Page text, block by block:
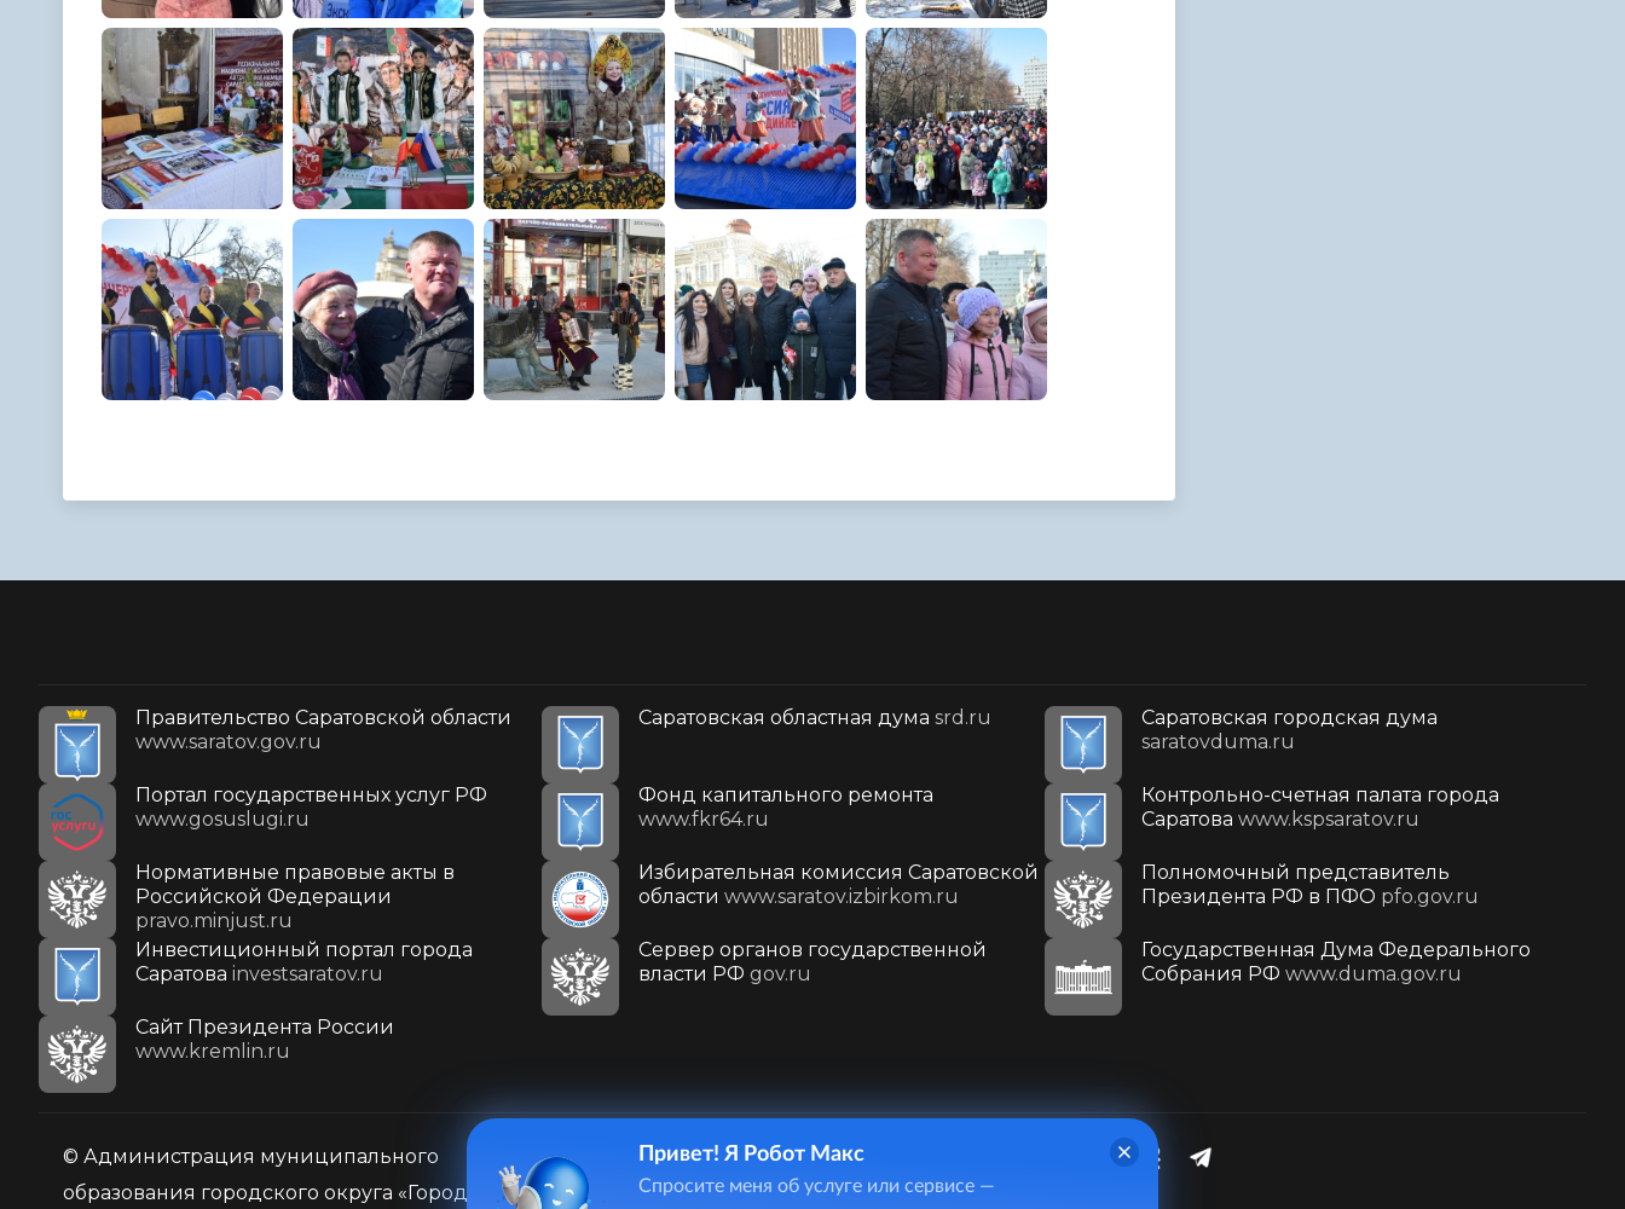
Правительство Саратовской области
www.saratov.gov.ru
Саратовская областная дума srd.ru
Саратовская городская дума
saratovduma.ru
Портал государственных услуг РФ
www.gosuslugi.ru
Фонд капитального ремонта
www.fkr64.ru
Контрольно-счетная палата города
Саратова www.kspsaratov.ru
Нормативные правовые акты в
Российской Федерации
pravo.minjust.ru
Избирательная комиссия Саратовской
области www.saratov.izbirkom.ru
Полномочный представитель
Президента РФ в ПФО pfo.gov.ru
Инвестиционный портал города
Саратова investsaratov.ru
Сервер органов государственной
власти РФ gov.ru
Государственная Дума Федерального
Собрания РФ www.duma.gov.ru
Cайт Президента России
www.kremlin.ru
© Администрация муниципального
образования городского округа «Город
410031, г. Саратов, ул. Первомайская, д. 78
+7(8452)26-02-49
Привет! Я Робот Макс
Спросите меня об услуге или сервисе —